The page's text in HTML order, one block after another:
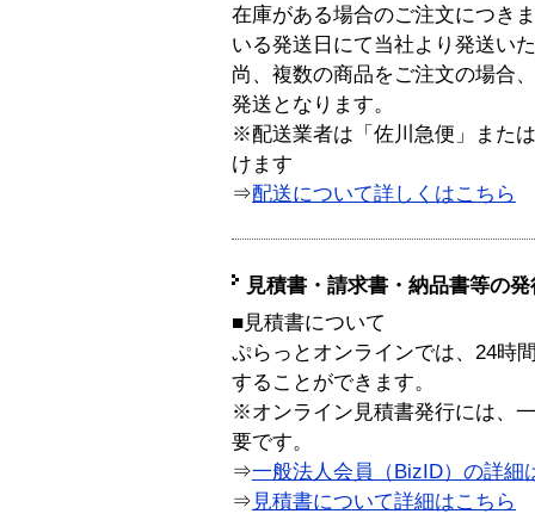
在庫がある場合のご注文につき
いる発送日にて当社より発送い
尚、複数の商品をご注文の場合
発送となります。
※配送業者は「佐川急便」また
けます
⇒配送について詳しくはこちら
見積書・請求書・納品書等の
■見積書について
ぷらっとオンラインでは、24時
することができます。
※オンライン見積書発行には、
要です。
⇒一般法人会員（BizID）の詳細
⇒ 見積書について詳細はこちら